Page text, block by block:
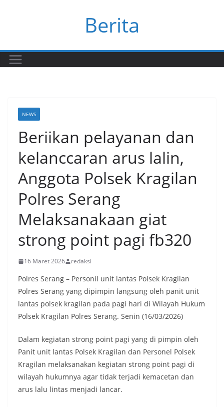
Berita
NEWS
Beriikan pelayanan dan
kelanccaran arus lalin,
Anggota Polsek Kragilan
Polres Serang
Melaksanakaan giat
strong point pagi fb320
16 Maret 2026 redaksi
Polres Serang – Personil unit lantas Polsek Kragilan
Polres Serang yang dipimpin langsung oleh panit unit
lantas polsek kragilan pada pagi hari di Wilayah Hukum
Polsek Kragilan Polres Serang. Senin (16/03/2026)
Dalam kegiatan strong point pagi yang di pimpin oleh
Panit unit lantas Polsek Kragilan dan Personel Polsek
Kragilan melaksanakan kegiatan strong point pagi di
wilayah hukumnya agar tidak terjadi kemacetan dan
arus lalu lintas menjadi lancar.